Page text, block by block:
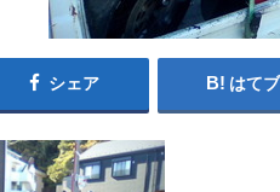
シェア はてブ